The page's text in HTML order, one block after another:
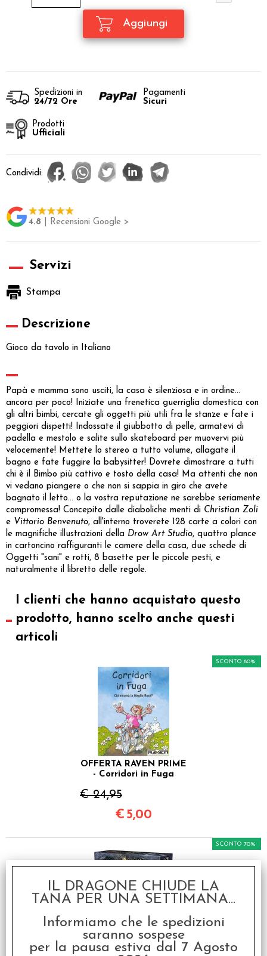
Spedizioni in
24/72 Ore
Pagamenti
Sicuri
Prodotti
Ufficiali
Condividi:
4.8 | Recensioni Google >
Servizi
Stampa
Descrizione
Gioco da tavolo in Italiano
Papà e mamma sono usciti, la casa è silenziosa e in ordine...
ancora per poco! Iniziate una frenetica guerriglia domestica con
gli altri bimbi, cercate gli oggetti più utili fra le stanze e fate i
peggiori dispetti! Indossate il giubbotto di pelle, armatevi di
padella e mestolo e salite sullo skateboard per muovervi più
velocemente! Mettete lo stereo a tutto volume, allagate il
bagno e fate fuggire la babysitter! Dovrete dimostrare a tutti
chi è il Bimbo più cattivo e tosto della casa! Ma attenti che non
vi vedano piangere o che non si sappia in giro che avete
bagnato il letto... o la vostra reputazione ne sarebbe seriamente
compromessa! Concepito dalle diaboliche menti di Christian Zoli
e Vittorio Benvenuto, all'interno troverete 128 carte a colori con
le magnifiche illustrazioni della Drow Art Studio, quattro plance
in cartoncino raffiguranti le camere della casa, due schede di
Oggetti "sani" e rotti, 8 basette per le piccole pesti, e
naturalmente il libretto delle regole.
I clienti che hanno acquistato questo
prodotto, hanno scelto anche questi
articoli
OFFERTA RAVEN PRIME
- Corridori in Fuga
€ 24,95
SCONTO 80%
€ 5,00
OFFERTA RAVEN PRIME
SCONTO 70%
IL DRAGONE CHIUDE LA
TANA PER UNA SETTIMANA...
Informiamo che le spedizioni
saranno sospese
per la pausa estiva dal 7 Agosto